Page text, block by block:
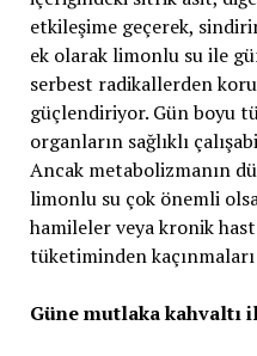
etkileşime geçerek,
ek olarak limonlu su ile
serbest radikallerden
güçlendiriyor. Gün boyu
organların sağlıklı
Ancak metabolizmanın
limonlu su çok önemli
hamileler veya kronik
tüketiminden
Güne mutlaka kahvaltı